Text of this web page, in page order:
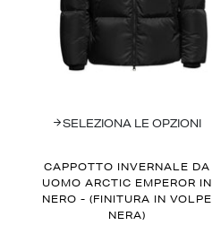
SELEZIONA LE OPZIONI
CAPPOTTO INVERNALE DA
UOMO ARCTIC EMPEROR IN
NERO - (FINITURA IN VOLPE
NERA)